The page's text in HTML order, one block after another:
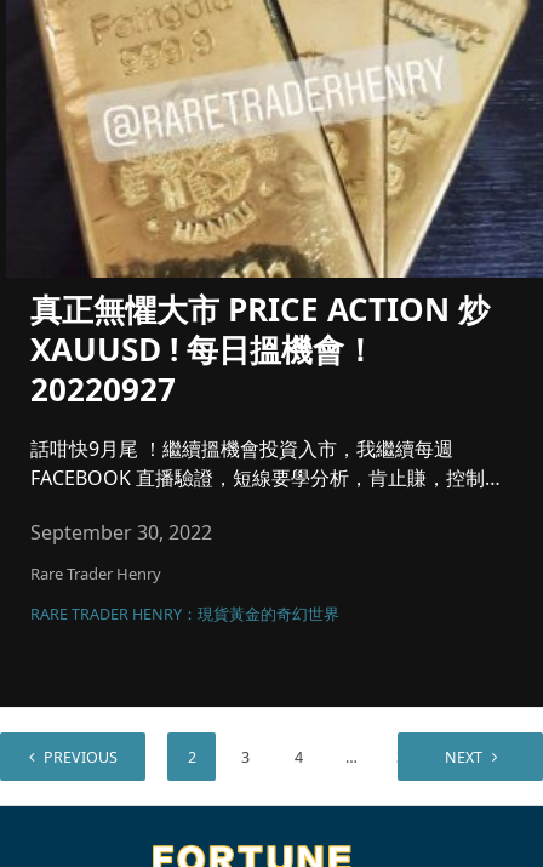
真正無懼大市 PRICE ACTION 炒
XAUUSD ! 每日搵機會！
20220927
話咁快9月尾 ！繼續搵機會投資入市，我繼續每週
FACEBOOK 直播驗證，短線要學分析，肯止賺，控制注
September 30, 2022
Rare Trader Henry
RARE TRADER HENRY：現貨黃金的奇幻世界
PREVIOUS 2 3 4 … 35 NEXT